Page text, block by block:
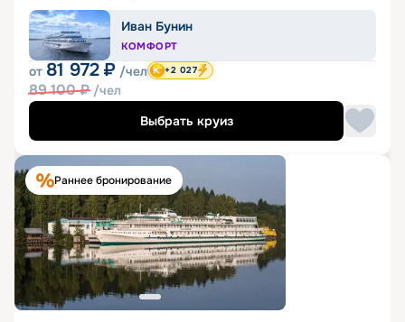
Иван Бунин
КОМФОРТ
от 81 972 ₽ /чел
89 100₽ /чел
+2 027
Выбрать круиз
Раннее бронирование